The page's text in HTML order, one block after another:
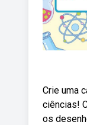
Crie uma
ciências!
os